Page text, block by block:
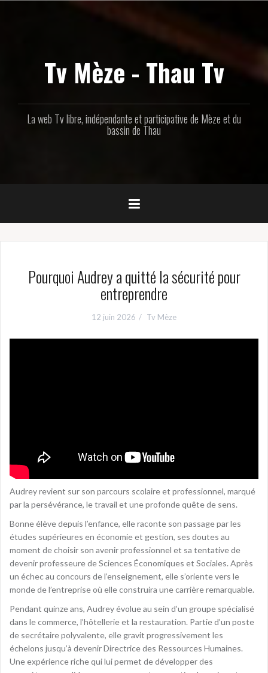
Tv Mèze - Thau Tv
La web Tv libre, indépendante et participative de Mèze et du
bassin de Thau
Pourquoi Audrey a quitté la sécurité pour
entreprendre
12 juin 2026 Tv Mèze
Audrey revient sur son parcours scolaire et professionnel, marqué
par la persévérance, le travail et une profonde quête de sens.
Bonne élève depuis l’enfance, elle raconte son passage par les
études supérieures en économie et gestion, ses doutes au
moment de choisir son avenir professionnel et sa tentative de
devenir professeure de Sciences Économiques et Sociales. Après
un échec au concours de l’enseignement, elle s’oriente vers le
monde de l’entreprise où elle construira une carrière remarquable.
Pendant quinze ans, Audrey évolue au sein d’un groupe spécialisé
dans le commerce, l’hôtellerie et la restauration. Partie d’un poste
de secrétaire polyvalente, elle gravit progressivement les
échelons jusqu’à devenir Directrice des Ressources Humaines.
Une expérience riche qui lui permet de développer des